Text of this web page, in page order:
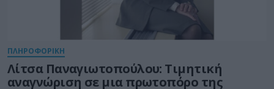
ΠΛΗΡΟΦΟΡΙΚΗ
Λίτσα Παναγιωτοπούλου: Τιμητική
αναγνώριση σε μια πρωτοπόρο της